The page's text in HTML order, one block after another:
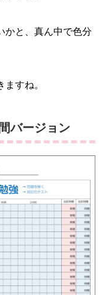
かと、真ん中で色分
すね。
バージョン